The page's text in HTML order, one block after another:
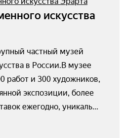
искусства
частный музей
в России.В музее
работ и 300 художников,
экспозиции, более
ежегодно, уникаль...